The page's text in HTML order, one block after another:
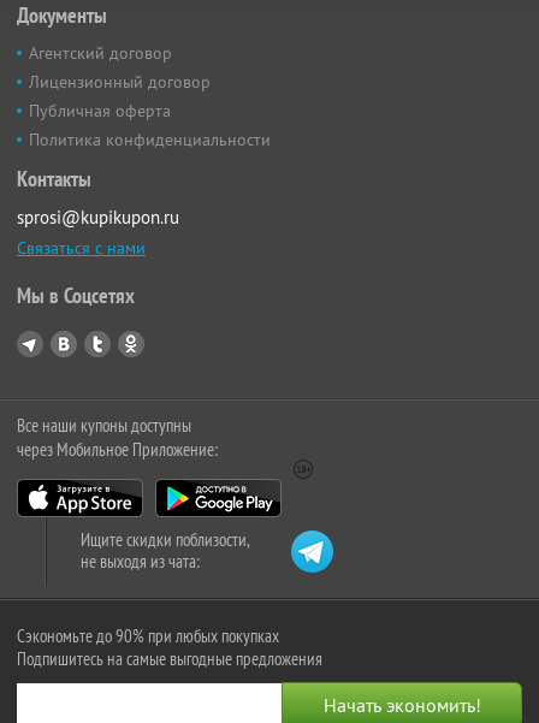
Документы
Агентский договор
Лицензионный договор
Публичная оферта
Политика конфиденциальности
Контакты
sprosi@kupikupon.ru
Связаться с нами
Мы в Соцсетях
Все наши купоны доступны
через Мобильное Приложение:
Ищите скидки поблизости,
не выходя из чата:
Сэкономьте до 90% при любых покупках
Подпишитесь на самые выгодные предложения